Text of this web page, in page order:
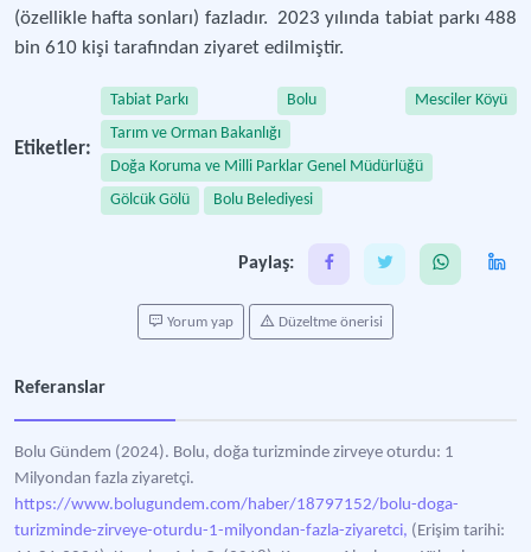
(özellikle hafta sonları) fazladır. 2023 yılında tabiat parkı 488
bin 610 kişi tarafından ziyaret edilmiştir.
Etiketler:
Tabiat Parkı Bolu
Mesciler Köyü
Tarım ve Orman Bakanlığı
Doğa Koruma ve Milli Parklar Genel Müdürlüğü
Gölcük Gölü
Bolu Belediyesi
Paylaş:
Yorum yap Düzeltme önerisi
Referanslar
Bolu Gündem (2024). Bolu, doğa turizminde zirveye oturdu: 1
Milyondan fazla ziyaretçi.
https://www.bolugundem.com/haber/18797152/bolu-doga-
turizminde-zirveye-oturdu-1-milyondan-fazla-ziyaretci, (Erişim tarihi: